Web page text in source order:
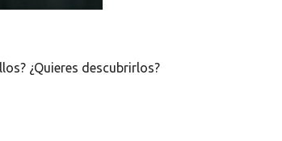
¿Quieres descubrirlos?